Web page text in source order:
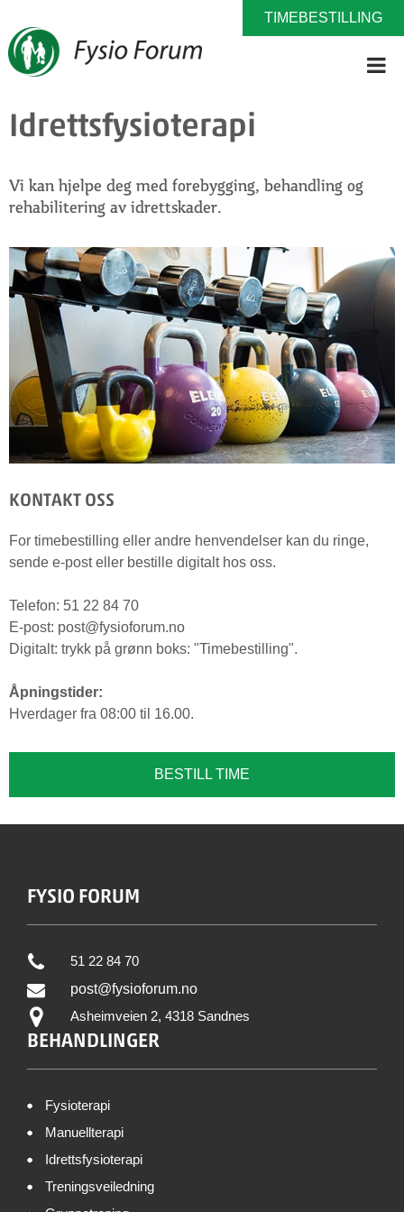
TIMEBESTILLING
Idrettsfysioterapi
Vi kan hjelpe deg med forebygging, behandling og
rehabilitering av idrettskader.
KONTAKT OSS
For timebestilling eller andre henvendelser kan du ringe,
sende e-post eller bestille digitalt hos oss.
Telefon: 51 22 84 70
E-post: post@fysioforum.no
Digitalt: trykk på grønn boks: "Timebestilling".
Åpningstider:
Hverdager fra 08:00 til 16.00.
BESTILL TIME
FYSIO FORUM
51 22 84 70
post@fysioforum.no
Asheimveien 2, 4318 Sandnes
BEHANDLINGER
Fysioterapi
Manuellterapi
Idrettsfysioterapi
Treningsveiledning